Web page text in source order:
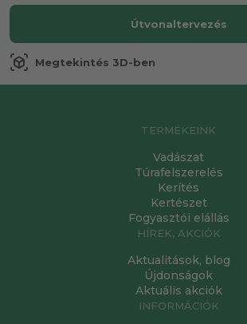
Útvonaltervezés
view_in_ar Megtekintés 3D-ben
TERMÉKEINK
Vadászat
Túrafelszerelés
Kerítés
Kertészet
Fogyasztói elállás
HÍREK, AKCIÓK
Aktualitások, blog
Újdonságok
Aktuális akciók
INFORMÁCIÓK